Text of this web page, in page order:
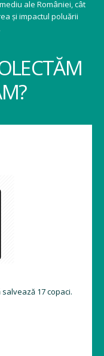
ale României, cât
și impactul poluării
17 copaci.